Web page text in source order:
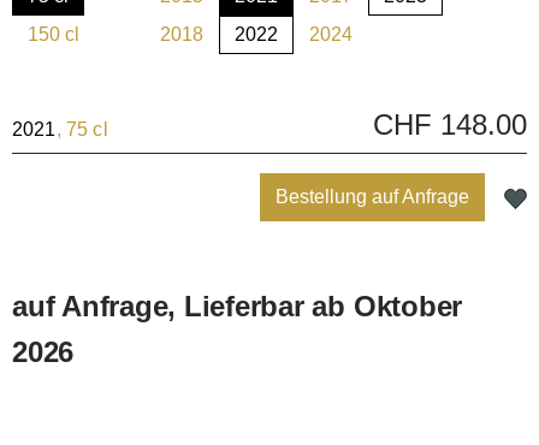
150 cl
(Diese Option ist zurzeit nicht verfügbar.)
(Diese Option ist zurzeit nicht verfügbar.)
(Diese Option ist zurzeit nicht
(Diese Option ist zurzeit
2018
(Diese Option ist zurzeit nicht verfügbar.)
2022 2024
2021, 75 cl CHF 148.00
Bestellung auf Anfrage
auf Anfrage, Lieferbar ab Oktober
2026